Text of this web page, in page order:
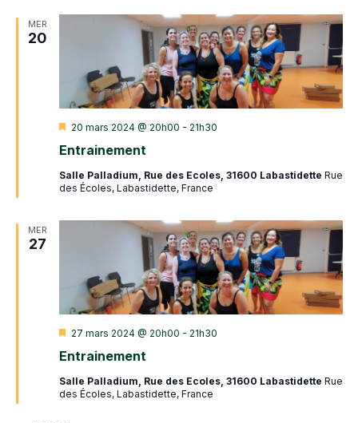
MER
20
Entrainement
Mis
avant
20 mars 2024 @ 20h00 - 21h30
Salle Palladium, Rue des Ecoles, 31600 Labastidette Rue
des Écoles, Labastidette, France
MER
27
Entrainement
Mis
avant
27 mars 2024 @ 20h00 - 21h30
Salle Palladium, Rue des Ecoles, 31600 Labastidette Rue
des Écoles, Labastidette, France